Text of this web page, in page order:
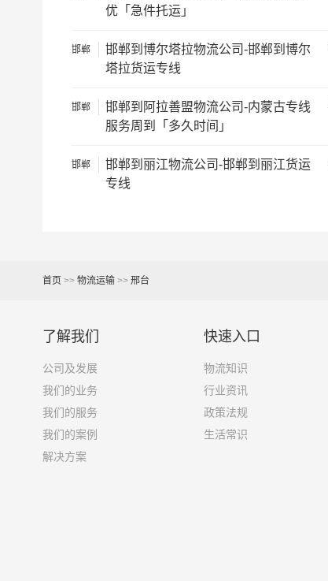
车型
3.2米货车 9.6
3.8米货车
4.2米货车 22立
7.6米货车
其他货主物流经验分享
已发过邢台到黄冈物流专线的货主告诉大家
优「急件托运」
邯郸
邯郸到博尔塔拉物流公司-邯郸到博尔
塔拉货运专线
邯郸
邯郸到阿拉善盟物流公司-内蒙古专线
服务周到「多久时间」
邯郸
邯郸到丽江物流公司-邯郸到丽江货运
专线
首页 >> 物流运输>> 邢台
了解我们
公司及发展
我们的业务
我们的服务
我们的案例
解决方案
快速入口
物流知识
行业资讯
政策法规
生活常识